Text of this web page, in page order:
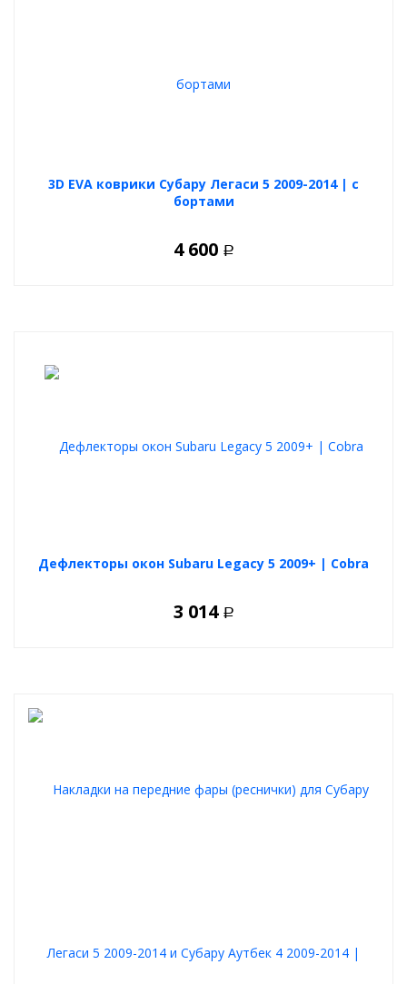
3D EVA коврики Субару Легаси 5 2009-2014 | с
бортами
4 600 Р
Дефлекторы окон Subaru Legacy 5 2009+ | Cobra
3 014 Р